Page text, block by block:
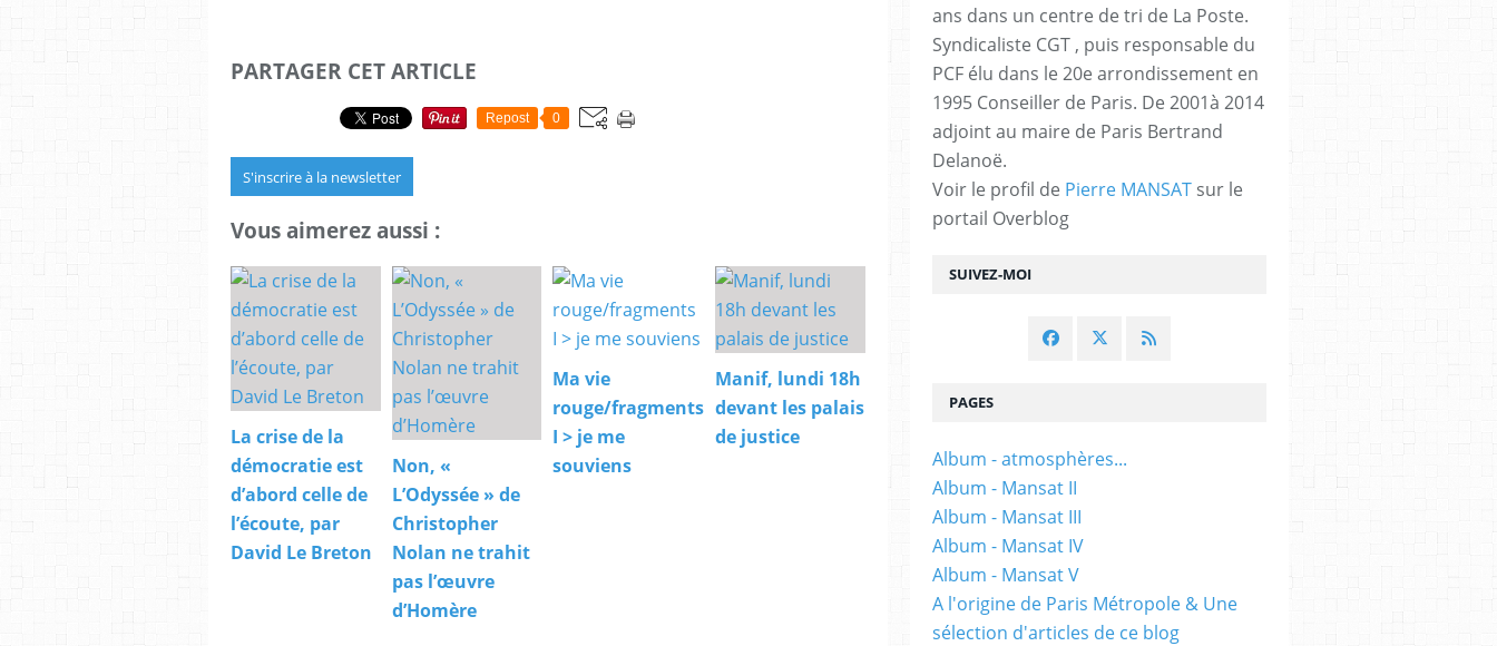
PARTAGER CET ARTICLE
Repost 0
S'inscrire à la newsletter
Vous aimerez aussi :
La crise de la
démocratie est
d’abord celle de
l’écoute, par
David Le Breton
Non, «
L’Odyssée » de
Christopher
Nolan ne trahit
pas l’œuvre
d’Homère
Ma vie
rouge/fragments
I > je me
souviens
Manif, lundi 18h
devant les palais
de justice
SUIVEZ-MOI
ans dans un centre de tri de La Poste.
Syndicaliste CGT , puis responsable du
PCF élu dans le 20e arrondissement en
1995 Conseiller de Paris. De 2001à 2014
adjoint au maire de Paris Bertrand
Delanoë.
Voir le profil de Pierre MANSAT sur le
portail Overblog
PAGES
Album - atmosphères...
Album - Mansat II
Album - Mansat III
Album - Mansat IV
Album - Mansat V
A l'origine de Paris Métropole & Une
sélection d'articles de ce blog